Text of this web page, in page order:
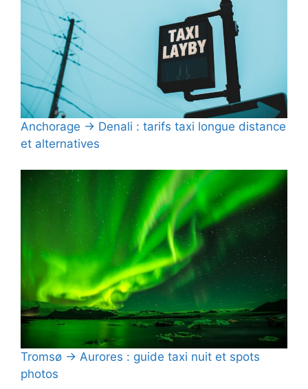
Anchorage → Denali : tarifs taxi longue distance
et alternatives
Tromsø → Aurores : guide taxi nuit et spots
photos